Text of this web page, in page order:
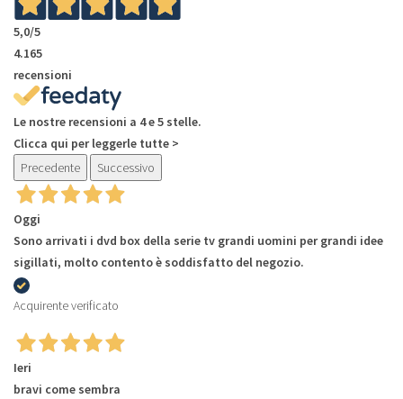
5,0/5
4.165
recensioni
Le nostre recensioni a 4 e 5 stelle.
Clicca qui per leggerle tutte >
Precedente
Successivo
Oggi
Sono arrivati i dvd box della serie tv grandi uomini per grandi idee
sigillati, molto contento è soddisfatto del negozio.
Acquirente verificato
Ieri
bravi come sembra